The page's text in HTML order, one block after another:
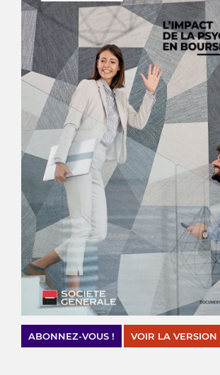
ABONNEZ-VOUS ! VOIR LA VERSION